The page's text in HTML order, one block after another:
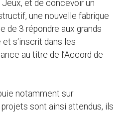
Jeux, et de concevoir un
une nouvelle fabrique
de 3 répondre aux grands
s‘inscrit dans les
au titre de l’Accord de
notamment sur
projets sont ainsi attendus, ils